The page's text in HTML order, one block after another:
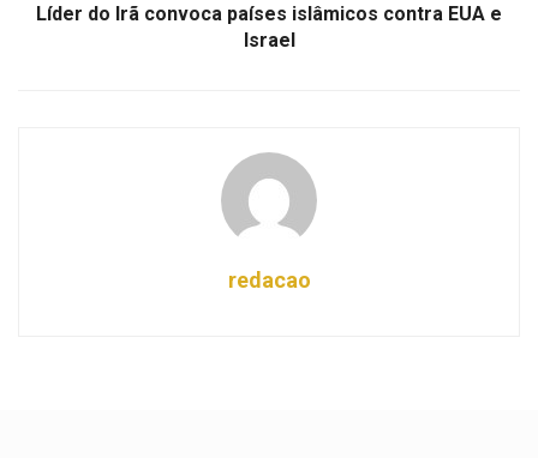
Líder do Irã convoca países islâmicos contra EUA e
Israel
redacao